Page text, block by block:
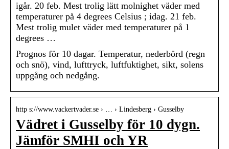
igår. 20 feb. Mest trolig lätt molnighet väder med
temperaturer på 4 degrees Celsius ; idag. 21 feb.
Mest trolig mulet väder med temperaturer på 1
degrees …
Prognos för 10 dagar. Temperatur, nederbörd (regn
och snö), vind, lufttryck, luftfuktighet, sikt, solens
uppgång och nedgång.
http s://www.vackertvader.se › … › Lindesberg › Gusselby
Vädret i Gusselby för 10 dygn.
Jämför SMHI och YR